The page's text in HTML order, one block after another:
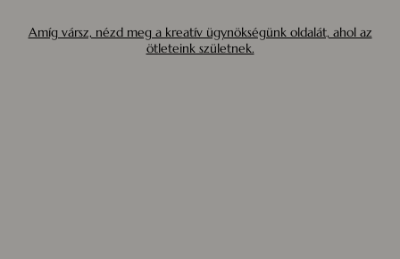
Amíg vársz, nézd meg a kreatív ügynökségünk oldalát, ahol az
ötleteink születnek.